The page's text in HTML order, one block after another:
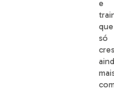
e
que
só